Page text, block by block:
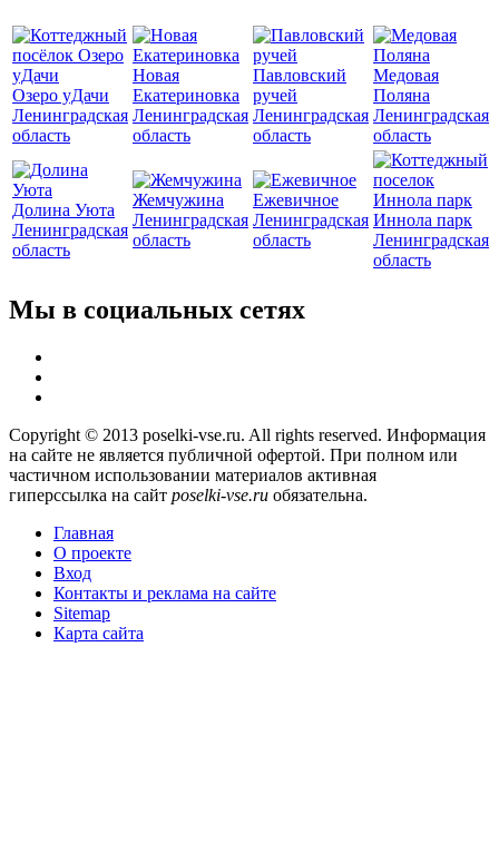
Озеро уДачи
Ленинградская
область
Новая
Екатериновка
Ленинградская
область
Павловский
ручей
Ленинградская
область
Медовая
Поляна
Ленинградская
область
Долина Уюта
Ленинградская
область
Жемчужина
Ленинградская
область
Ежевичное
Ленинградская
область
Иннола парк
Ленинградская
область
Мы в социальных сетях
Copyright © 2013 poselki-vse.ru. All rights reserved. Информация
на сайте не является публичной офертой. При полном или
частичном использовании материалов активная
гиперссылка на сайт poselki-vse.ru​ обязательна.
Главная
О проекте
Вход
Контакты и реклама на сайте
Sitemap
Карта сайта